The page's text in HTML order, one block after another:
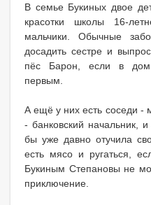
В семье Букиных двое
красотки школы 16-
мальчики. Обычные
досадить сестре и
пёс Барон, если в дом
первым.
А ещё у них есть соседи
- банковский начальник,
бы уже давно отучила
есть мясо и ругаться,
Букиным Степановы не
приключение.